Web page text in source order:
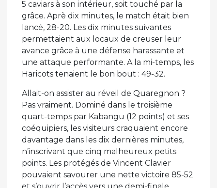
5 caviars à son intérieur, soit touché par la
grâce. Aprè dix minutes, le match était bien
lancé, 28-20. Les dix minutes suivantes
permettaient aux locaux de creuser leur
avance grâce à une défense harassante et
une attaque performante. A la mi-temps, les
Haricots tenaient le bon bout : 49-32.
Allait-on assister au réveil de Quaregnon ?
Pas vraiment. Dominé dans le troisième
quart-temps par Kabangu (12 points) et ses
coéquipiers, les visiteurs craquaient encore
davantage dans les dix dernières minutes,
n’inscrivant que cinq malheureux petits
points. Les protégés de Vincent Clavier
pouvaient savourer une nette victoire 85-52